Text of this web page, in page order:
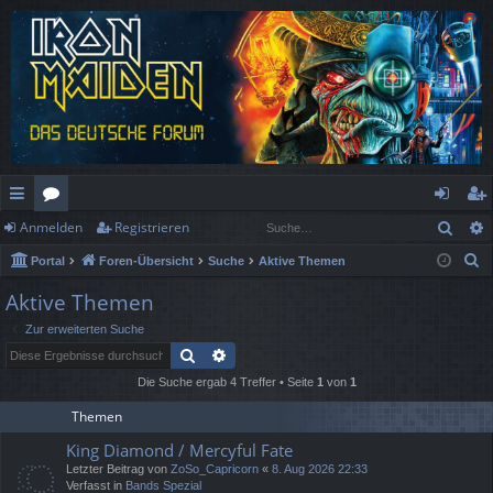
ch
ne
llz
or
en
n
m
eg
ist
Anmelden Registrieren
Portal Foren-Übersicht Suche Aktive Themen
Aktive Themen
Zur erweiterten Suche
Suche
Die Suche ergab 4 Treffer • Seite 1von 1
Themen
King Diamond / Mercyful Fate
Letzter Beitrag von ZoSo_Capricorn « 8. Aug 2026 22:33
Verfasst in Bands Spezial